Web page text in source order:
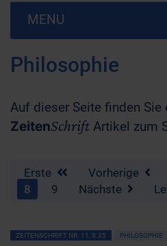
MENU
Philosophie
Auf dieser Seite finden
ZeitenSchrift Artikel zum
Erste Vorherige
8
9 Nächste
ZEITENSCHRIFT NR. 11, S.35 PHILOSOPHIE